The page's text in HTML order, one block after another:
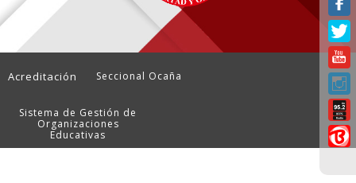
Acreditación Seccional Ocaña
Sistema de Gestión de
Organizaciones
Educativas